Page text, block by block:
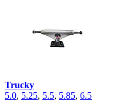
Trucky
5.0, 5.25, 5.5, 5.85, 6.5